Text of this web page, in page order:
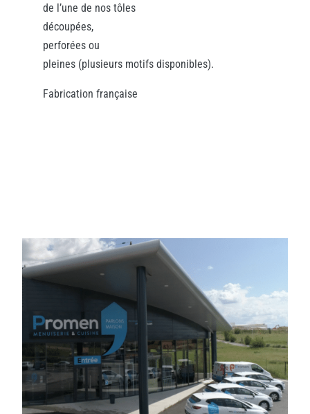
de l’une de nos tôles
découpées,
perforées ou
pleines (plusieurs motifs disponibles).
Fabrication française